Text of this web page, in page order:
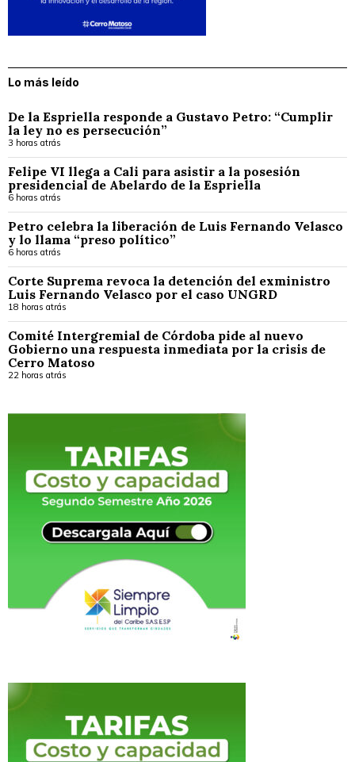
Lo más leído
De la Espriella responde a Gustavo Petro: “Cumplir
la ley no es persecución”
3 horas atrás
Felipe VI llega a Cali para asistir a la posesión
presidencial de Abelardo de la Espriella
6 horas atrás
Petro celebra la liberación de Luis Fernando Velasco
y lo llama “preso político”
6 horas atrás
Corte Suprema revoca la detención del exministro
Luis Fernando Velasco por el caso UNGRD
18 horas atrás
Comité Intergremial de Córdoba pide al nuevo
Gobierno una respuesta inmediata por la crisis de
Cerro Matoso
22 horas atrás